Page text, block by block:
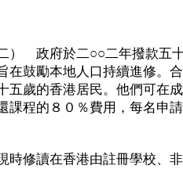
二） 政府於二○○二年撥款五
在鼓勵本地人口持續進修。
五歲的香港居民。他們可在
課程的８０％費用，每名申
修讀在香港由註冊學校、非